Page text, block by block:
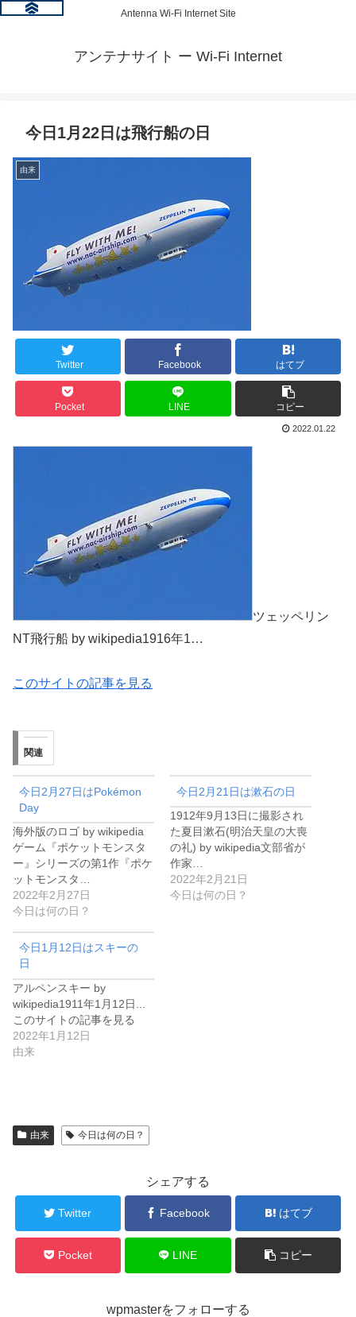
Antenna Wi-Fi Internet Site
アンテナサイト ー Wi-Fi Internet
今日1月22日は飛行船の日
由来
Twitter Facebook はてブ
Pocket LINE コピー
2022.01.22
ツェッペリン
NT飛行船 by wikipedia1916年1…
このサイトの記事を見る
関連
今日2月27日はPokémon
Day
海外版のロゴ by wikipedia
ゲーム『ポケットモンスタ
ー』シリーズの第1作『ポケ
ットモンスタ…
2022年2月27日
今日は何の日？
今日2月21日は漱石の日
1912年9月13日に撮影され
た夏目漱石(明治天皇の大喪
の礼) by wikipedia文部省が
作家…
2022年2月21日
今日は何の日？
今日1月12日はスキーの
日
アルペンスキー by
wikipedia1911年1月12日...
このサイトの記事を見る
2022年1月12日
由来
由来 今日は何の日？
シェアする
Twitter Facebook はてブ
Pocket LINE コピー
wpmasterをフォローする